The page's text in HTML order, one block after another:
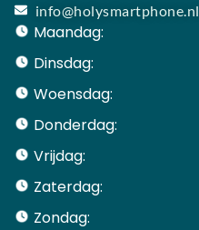
info@holysmartphone.nl
Maandag:
Dinsdag:
Woensdag:
Donderdag:
Vrijdag:
Zaterdag:
Zondag: